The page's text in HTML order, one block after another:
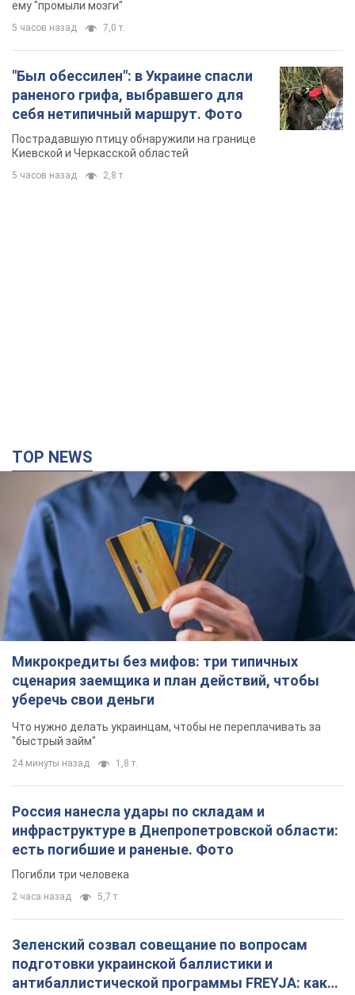
Микрокредиты без мифов: три типичных
сценария заемщика и план действий, чтобы
уберечь свои деньги
Что нужно делать украинцам, чтобы не переплачивать за
"быстрый займ"
24 минуты назад 1,8 т.
Россия нанесла удары по складам и
инфраструктуре в Днепропетровской области:
есть погибшие и раненые. Фото
Погибли три человека
2 часа назад
Зеленский созвал совещание по вопросам
подготовки украинской баллистики и
FREYJA
час назад 26,7 т.